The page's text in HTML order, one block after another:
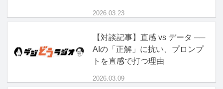
2026.03.23
【対談記事】直感 vs データ ──
AIの「正解」に抗い、プロンプ
トを直感で打つ理由
2026.03.09